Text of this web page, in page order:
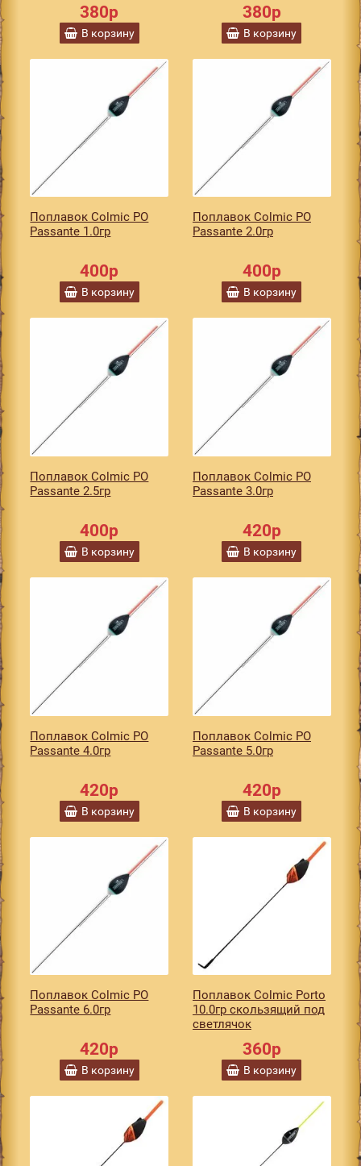
380р
В корзину
380р
В корзину
Поплавок Colmic PO
Passante 1.0гр
400р
В корзину
Поплавок Colmic PO
Passante 2.0гр
400р
В корзину
Поплавок Colmic PO
Passante 2.5гр
400р
В корзину
Поплавок Colmic PO
Passante 3.0гр
420р
В корзину
Поплавок Colmic PO
Passante 4.0гр
420р
В корзину
Поплавок Colmic PO
Passante 5.0гр
420р
В корзину
Поплавок Colmic PO
Passante 6.0гр
420р
В корзину
Поплавок Colmic Porto
10.0гр скользящий под
светлячок
360р
В корзину